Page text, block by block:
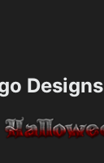
Designs